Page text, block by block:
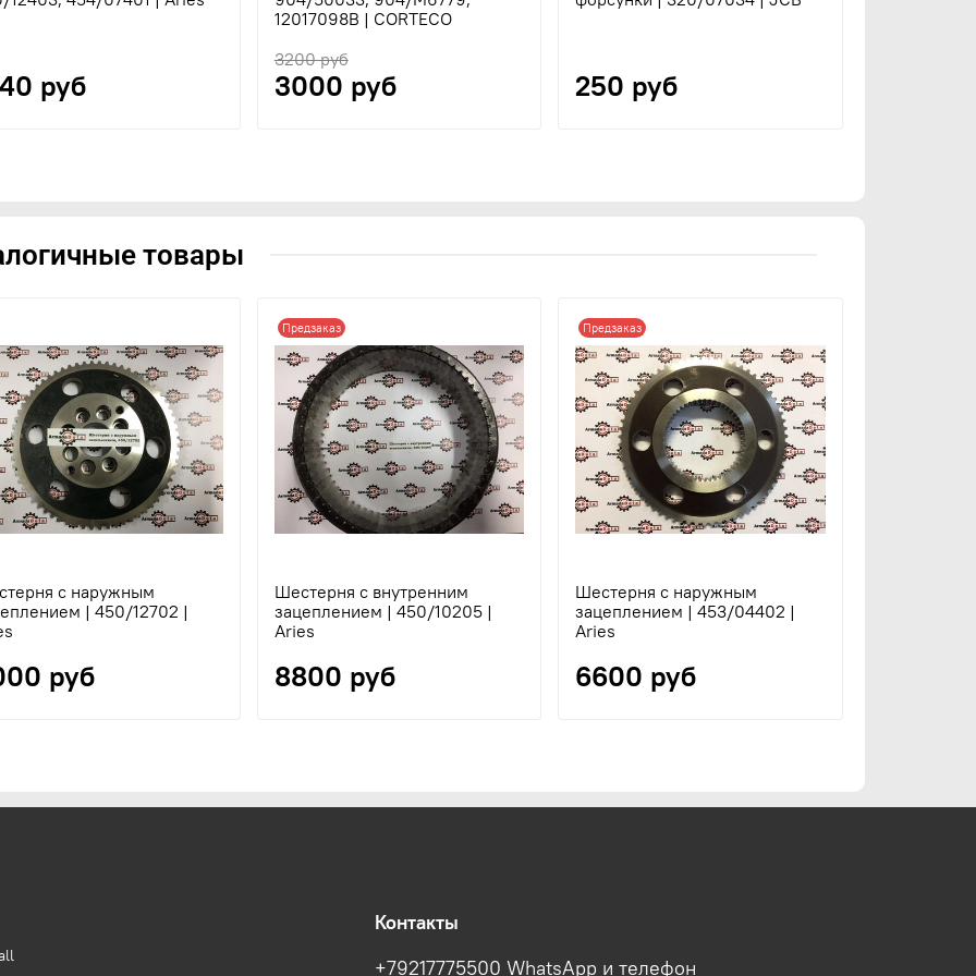
руб
12017098B | CORTECO
3200 руб
3000 руб 250 руб
товары
с наружным
| 450/12702 |
руб
Предзаказ
Шестерня с внутренним
зацеплением | 450/10205 |
Aries
8800 руб
Предзаказ
Шестерня с наружным
зацеплением | 453/04402 |
Aries
6600 руб
Контакты
+79217775500 WhatsApp и телефон